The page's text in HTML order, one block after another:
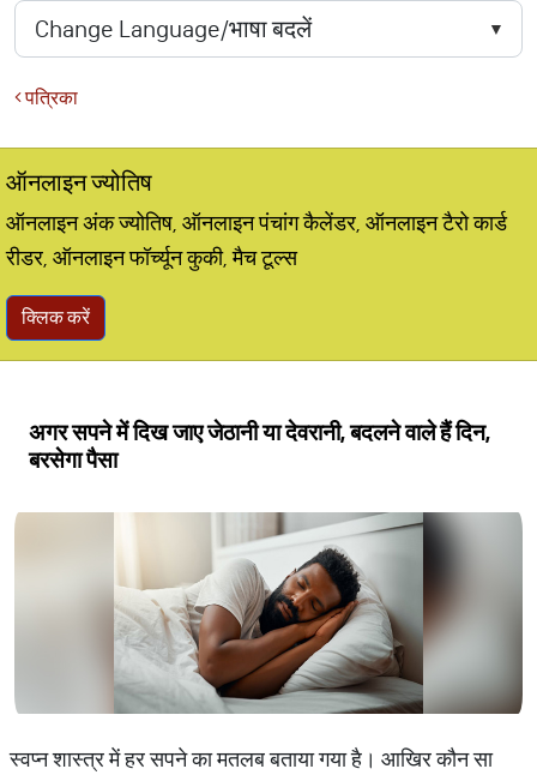
पत्रिका
ऑनलाइन ज्योतिष
ऑनलाइन अंक ज्योतिष, ऑनलाइन पंचांग कैलेंडर, ऑनलाइन टैरो कार्ड
रीडर, ऑनलाइन फॉर्च्यून कुकी, मैच टूल्स
क्लिक करें
अगर सपने में दिख जाए जेठानी या देवरानी, बदलने वाले हैं दिन,
बरसेगा पैसा
स्वप्न शास्त्र में हर सपने का मतलब बताया गया है। आखिर कौन सा